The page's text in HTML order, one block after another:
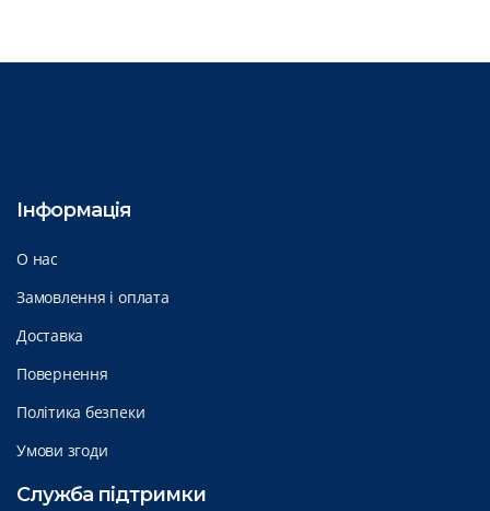
Інформація
О нас
Замовлення і оплата
Доставка
Повернення
Політика безпеки
Умови згоди
Служба підтримки